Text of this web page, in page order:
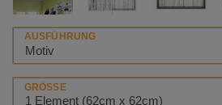
AUSFÜHRUNG
GRÖSSE